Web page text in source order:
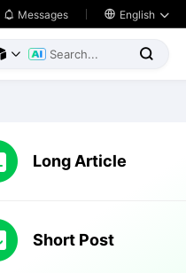
 Messages  English 
 
Long Article
Short Post